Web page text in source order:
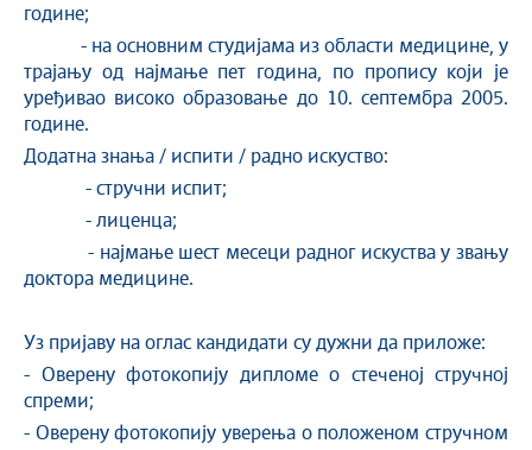
године;
- на основним студијама из области медицине, у
трајању од најмање пет година, по пропису који је
уређивао високо образовање до 10. септембра 2005.
године.
Додатна знања / испити / радно искуство:
- стручни испит;
- лиценца;
- најмање шест месеци радног искуства у звању
доктора медицине.
Уз пријаву на оглас кандидати су дужни да приложе:
- Оверену фотокопију дипломе о стеченој стручној
спреми;
- Оверену фотокопију уверења о положеном стручном